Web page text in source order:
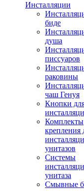
Инсталляции
биде
душа
писсуаров
раковины
чаш Генуя
Кнопки
Комплекты
крепления
унитазов
Системы
унитаза
Смывные